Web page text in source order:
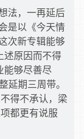
法，一再延后
是以《今天情
次新专辑能够
述原因而不得
能够尽善尽
延期三周带。
得不承认，梁
都更有说服